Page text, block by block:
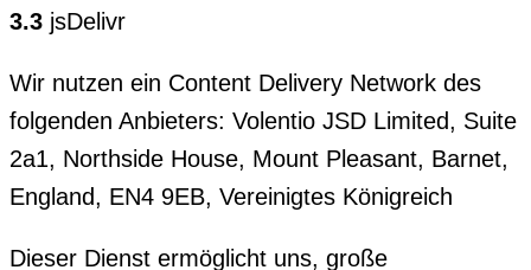
3.3 jsDelivr
Wir nutzen ein Content Delivery Network des
folgenden Anbieters: Volentio JSD Limited, Suite
2a1, Northside House, Mount Pleasant, Barnet,
England, EN4 9EB, Vereinigtes Königreich
Dieser Dienst ermöglicht uns, große